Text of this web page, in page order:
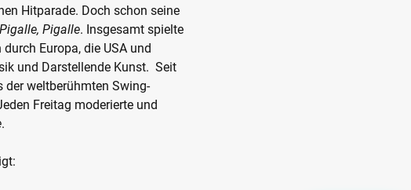
Hitparade. Doch schon seine
Pigalle, Pigalle. Insgesamt spielte
Europa, die USA und
und Darstellende Kunst. Seit
der weltberühmten Swing-
Freitag moderierte und
.